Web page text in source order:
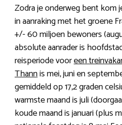
Zodra je onderweg bent kom
in aanraking met het groene
+/- 60 miljoen bewoners
absolute aanrader is
reisperiode vooreen
Thannis mei, juni en
gemiddeld op 17,2 graden
warmste maand is juli
koude maand is januari (plus